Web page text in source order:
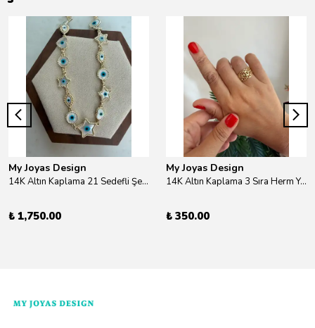
My Joyas Design
14K Altın Kaplama 21 Sedefli Şekiller Kolye 46cm
₺ 1,750.00
My Joyas Design
14K Altın Kaplama 3 Sıra Herm Yüzük Gold
₺ 350.00